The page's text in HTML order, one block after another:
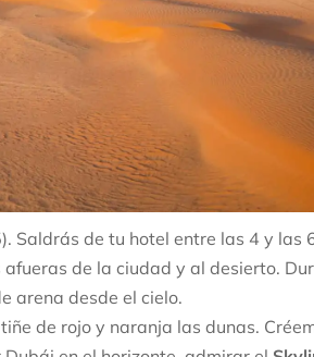
Saldrás de tu hotel entre las 4 y las
de la ciudad y al desierto.
arena desde el cielo.
de rojo y naranja las dunas.